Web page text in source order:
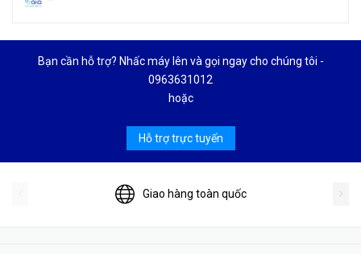
Bạn cần hỗ trợ? Nhấc máy lên và gọi ngay cho chúng tôi -
0963631012
hoặc
Hỗ trợ trực tuyến
Giao hàng toàn quốc